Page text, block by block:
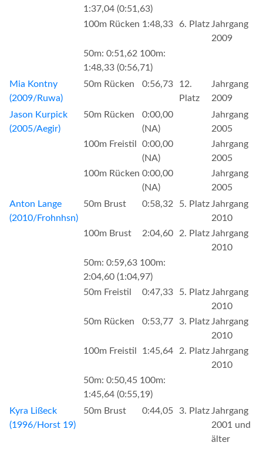
1:37,04 (0:51,63)
100m Rücken 1:48,33 6. PlatzJahrgang
2009
50m: 0:51,62 100m:
1:48,33 (0:56,71)
Mia Kontny
(2009/Ruwa)
50m Rücken 0:56,73
12.
Platz
Jahrgang
2009
Jason Kurpick
(2005/Aegir)
50m Rücken
0:00,00
(NA)
Jahrgang
2005
100m Freistil
0:00,00
(NA)
Jahrgang
2005
100m Rücken 0:00,00
(NA)
Jahrgang
2005
Anton Lange
(2010/Frohnhsn)
50m Brust 0:58,32 5. PlatzJahrgang
2010
100m Brust
2:04,60 2. PlatzJahrgang
2010
50m: 0:59,63 100m:
2:04,60 (1:04,97)
50m Freistil
0:47,33 5. PlatzJahrgang
2010
50m Rücken
0:53,77 3. PlatzJahrgang
2010
100m Freistil
1:45,64 2. PlatzJahrgang
2010
50m: 0:50,45 100m:
1:45,64 (0:55,19)
Kyra Lißeck
(1996/Horst 19)
50m Brust 0:44,05 3. PlatzJahrgang
2001 und
älter